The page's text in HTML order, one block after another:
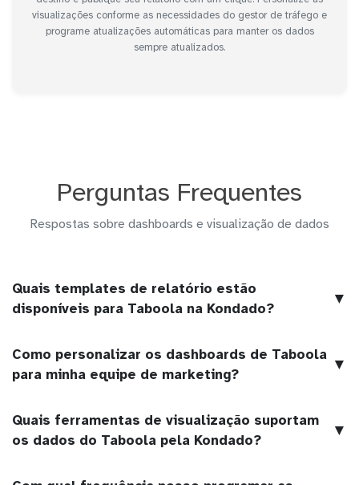
visualizações conforme as necessidades do gestor de tráfego e
programe atualizações automáticas para manter os dados
sempre atualizados.
Perguntas Frequentes
Respostas sobre dashboards e visualização de dados
Quais templates de relatório estão
disponíveis para Taboola na Kondado?
▼
Como personalizar os dashboards de Taboola
para minha equipe de marketing?
▼
Quais ferramentas de visualização suportam
os dados do Taboola pela Kondado?
▼